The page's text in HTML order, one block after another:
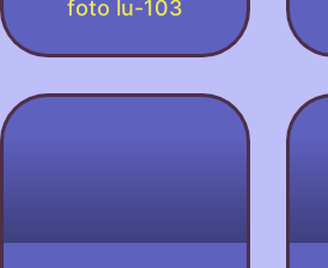
foto lu-103